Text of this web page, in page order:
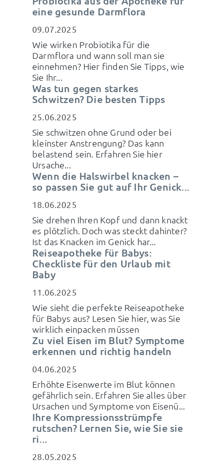
eine gesunde Darmflora
09.07.2025
Wie wirken Probiotika für die
Darmflora und wann soll man sie
einnehmen? Hier finden Sie Tipps, wie
Sie Ihr...
Was tun gegen starkes
Schwitzen? Die besten Tipps
25.06.2025
Sie schwitzen ohne Grund oder bei
kleinster Anstrengung? Das kann
belastend sein. Erfahren Sie hier
Ursache...
Wenn die Halswirbel knacken –
so passen Sie gut auf Ihr Genick...
18.06.2025
Sie drehen Ihren Kopf und dann knackt
es plötzlich. Doch was steckt dahinter?
Ist das Knacken im Genick har...
Reiseapotheke für Babys:
Checkliste für den Urlaub mit
Baby
11.06.2025
Wie sieht die perfekte Reiseapotheke
für Babys aus? Lesen Sie hier, was Sie
wirklich einpacken müssen
Zu viel Eisen im Blut? Symptome
erkennen und richtig handeln
04.06.2025
Erhöhte Eisenwerte im Blut können
gefährlich sein. Erfahren Sie alles über
Ursachen und Symptome von Eisenü...
Ihre Kompressionsstrümpfe
rutschen? Lernen Sie, wie Sie sie
ri...
28.05.2025